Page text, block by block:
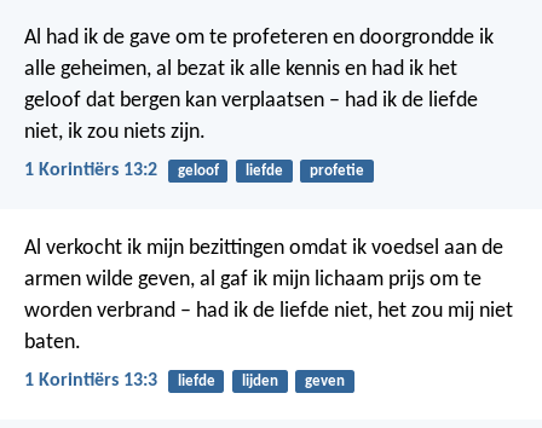
Al had ik de gave om te profeteren en doorgrondde ik
alle geheimen, al bezat ik alle kennis en had ik het
geloof dat bergen kan verplaatsen – had ik de liefde
niet, ik zou niets zijn.
1 Korintiërs 13:2 geloof liefde profetie
Al verkocht ik mijn bezittingen omdat ik voedsel aan de
armen wilde geven, al gaf ik mijn lichaam prijs om te
worden verbrand – had ik de liefde niet, het zou mij niet
baten.
1 Korintiërs 13:3 liefde lijden geven